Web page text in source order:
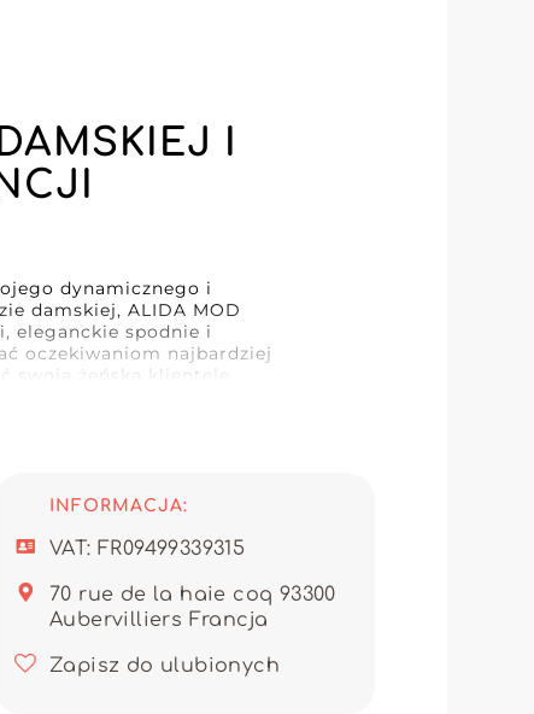
I
dynamicznego i
damskiej, ALIDA MOD
eleganckie spodnie i
oczekiwaniom najbardziej
żeńską klientelę.
ale także nieskazitelną
o szczegóły pozycjonuje
ofertę o modną odzież.
uproszczone i
i efektywną platformą
który łączy niezawodność,
sklepu oznacza oferowanie
Daj się uwieść
składnikiem swojej
INFORMACJA:
VAT: FR09499339315
70 rue de la haie coq 93300
Aubervilliers Francja
Zapisz do ulubionych